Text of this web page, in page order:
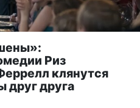
Риз
клянутся
друг друга